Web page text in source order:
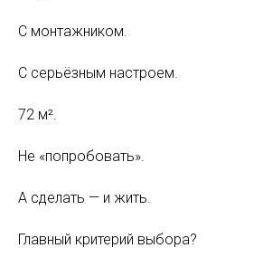
С монтажником.
С серьёзным настроем.
72 м².
Не «попробовать».
А сделать — и жить.
Главный критерий выбора?